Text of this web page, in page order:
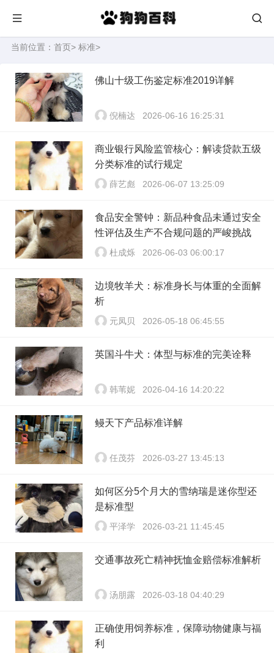
当前位置： 首页> 标准>
佛山十级工伤鉴定标准2019详解
倪楠达 2026-06-16 16:25:31
商业银行风险监管核心：解读贷款五级
分类标准的试行规定
薛艺彪 2026-06-07 13:25:09
食品安全警钟：新品种食品未通过安全
性评估及生产不合规问题的严峻挑战
杜成烁 2026-06-03 06:00:17
边境牧羊犬：标准身长与体重的全面解
析
元凤贝 2026-05-18 06:45:55
英国斗牛犬：体型与标准的完美诠释
韩苇妮 2026-04-16 14:20:22
鳗天下产品标准详解
任茂芬 2026-03-27 13:45:13
如何区分5个月大的雪纳瑞是迷你型还
是标准型
平泽学 2026-03-21 11:45:45
交通事故死亡精神抚恤金赔偿标准解析
汤朋露 2026-03-18 04:40:29
正确使用饲养标准，保障动物健康与福
利